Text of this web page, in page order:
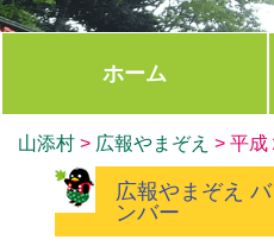
ホーム
山添村 > 広報やまぞえ > 平
広報やまぞえ
ンバー